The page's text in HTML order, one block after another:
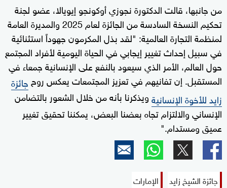
من جانبها، قالت الدكتورة نجوزي أوكونجو إيويالا، عضو لجنة
تحكيم النسخة السادسة من الجائزة لعام 2025 والمديرة العامة
لمنظمة التجارة العالمية: "لقد بذل المكرمون جهوداً استثنائية
في سبيل إحداث تغيير إيجابي في الحياة اليومية لأفراد المجتمع
حول العالم، الأمر الذي سيعود بالنفع على الإنسانية جمعاء في
المستقبل. إن تفانيهم في تعزيز المجتمعات يعكس روح جائزة
زايد للأخوة الإنسانيةويذكرنا بأنه من خلال الشعور بالتضامن
الإنساني والالتزام تجاه بعضنا البعض، يمكننا تحقيق تغيير
عميق ومستدام."
جائزة الشيخ زايد الإمارات